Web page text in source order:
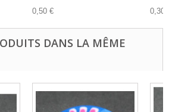
0,50 €
0,30 €
DANS LA MÊME